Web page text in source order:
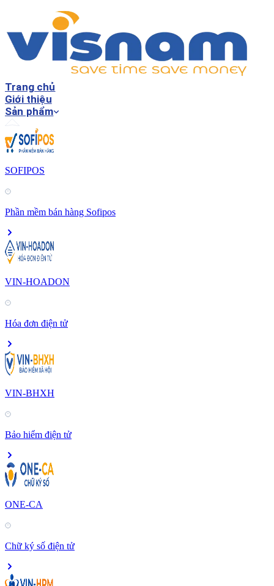
Trang chủ
Giới thiệu
Sản phẩm
SOFIPOS
Phần mềm bán hàng Sofipos
VIN-HOADON
Hóa đơn điện tử
VIN-BHXH
Bảo hiểm điện tử
ONE-CA
Chữ ký số điện tử